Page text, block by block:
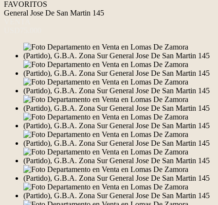
FAVORITOS
General Jose De San Martin 145